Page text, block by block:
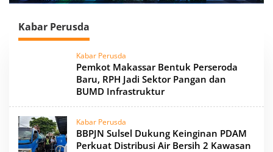
Kabar Perusda
Kabar Perusda
Pemkot Makassar Bentuk Perseroda
Baru, RPH Jadi Sektor Pangan dan
BUMD Infrastruktur
Kabar Perusda
BBPJN Sulsel Dukung Keinginan PDAM
Perkuat Distribusi Air Bersih 2 Kawasan